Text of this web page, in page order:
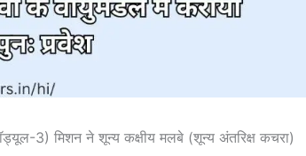
3) मिशन ने शून्य कक्षीय मलबे (शून्य अंतरिक्ष कचरा)